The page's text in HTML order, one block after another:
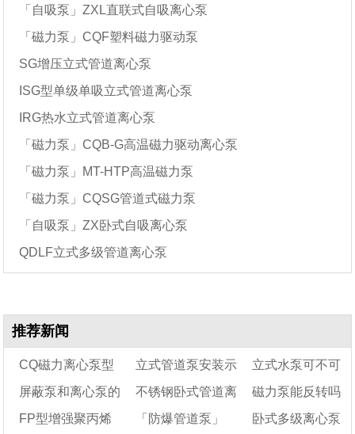
「自吸泵」ZXL直联式自吸离心泵
「磁力泵」CQF塑料磁力驱动泵
SG增压立式管道离心泵
ISG型单级单吸立式管道离心泵
IRG热水立式管道离心泵
「磁力泵」CQB-G高温磁力驱动离心泵
「磁力泵」MT-HTP高温磁力泵
「磁力泵」CQSG管道式磁力泵
「自吸泵」ZX卧式自吸离心泵
QDLF立式多级管道离心泵
推荐新闻
CQ磁力离心泵型
号一览表
立式管道泵安装示
意图-立式多级离心
泵安装示意图
立式水泵可不可
以平躺安装，安装
后有无影响?
屏蔽泵和离心泵的
区别
不锈钢卧式管道离
心泵型号参数及选型
磁力泵能反转吗
FP型增强聚丙烯
「防爆管道泵」 卧式多级离心泵